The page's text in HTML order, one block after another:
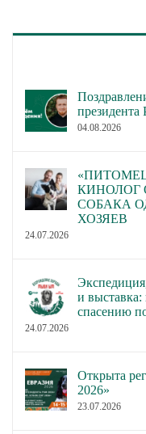
04.08.2026
КИНОЛОГ
СОБАКА
ХОЗЯЕВ
24.07.2026
и
спасению
24.07.2026
Открыта
2026»
23.07.2026